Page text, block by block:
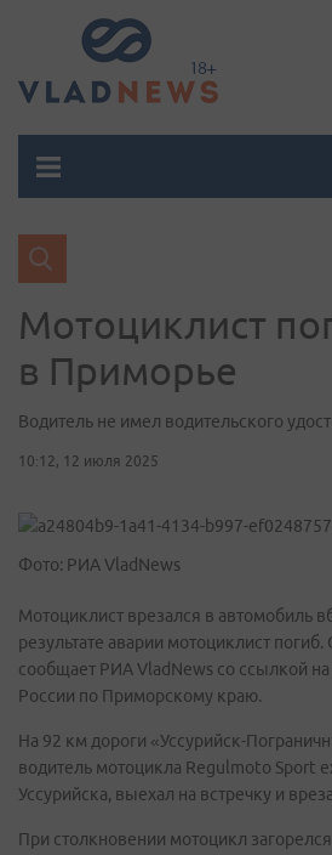
Мотоциклист
в Приморье
Водитель не имел водительского
10:12, 12 июля 2025
Фото: РИА VladNews
Мотоциклист врезался в автомобиль
результате аварии мотоциклист
сообщает РИА VladNews со ссылкой
России по Приморскому краю.
На 92 км дороги «Уссурийск-
водитель мотоцикла Regulmoto Sport
Уссурийска, выехал на встречку и
При столкновении мотоцикл